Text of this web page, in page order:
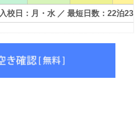
入校日：月・水 ／ 最短日数：22泊23